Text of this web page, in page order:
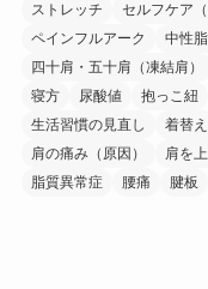
ストレッチ
セルフケア
ペインフルアーク
中性
四十肩・五十肩（凍結肩）
寝方
尿酸値 抱っこ紐
生活習慣の見直し
着替え
肩の痛み（原因）
肩を
脂質異常症
腰痛 腱板